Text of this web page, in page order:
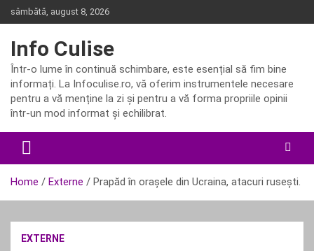
Skip
to
sâmbătă, august 8, 2026
Info Culise
Într-o lume în continuă schimbare, este esențial să fim bine
informați. La Infoculise.ro, vă oferim instrumentele necesare
pentru a vă menține la zi și pentru a vă forma propriile opinii
într-un mod informat și echilibrat.
Home Externe Prapăd în orașele din Ucraina, atacuri rusești.
EXTERNE